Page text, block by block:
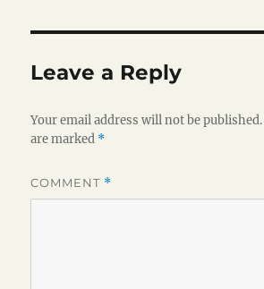
Leave a Reply
Your email address will not be published.
are marked *
COMMENT *